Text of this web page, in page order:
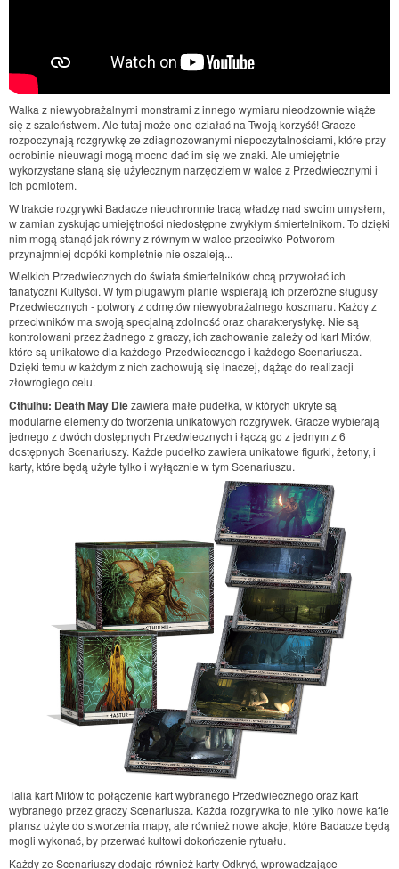
Walka z niewyobrażalnymi monstrami z innego wymiaru nieodzownie wiąże
się z szaleństwem. Ale tutaj może ono działać na Twoją korzyść! Gracze
rozpoczynają rozgrywkę ze zdiagnozowanymi niepoczytalnościami, które przy
odrobinie nieuwagi mogą mocno dać im się we znaki. Ale umiejętnie
wykorzystane staną się użytecznym narzędziem w walce z Przedwiecznymi i
ich pomiotem.
W trakcie rozgrywki Badacze nieuchronnie tracą władzę nad swoim umysłem,
w zamian zyskując umiejętności niedostępne zwykłym śmiertelnikom. To dzięki
nim mogą stanąć jak równy z równym w walce przeciwko Potworom -
przynajmniej dopóki kompletnie nie oszaleją...
Wielkich Przedwiecznych do świata śmiertelników chcą przywołać ich
fanatyczni Kultyści. W tym plugawym planie wspierają ich przeróżne sługusy
Przedwiecznych - potwory z odmętów niewyobrażalnego koszmaru. Każdy z
przeciwników ma swoją specjalną zdolność oraz charakterystykę. Nie są
kontrolowani przez żadnego z graczy, ich zachowanie zależy od kart Mitów,
które są unikatowe dla każdego Przedwiecznego i każdego Scenariusza.
Dzięki temu w każdym z nich zachowują się inaczej, dążąc do realizacji
złowrogiego celu.
Cthulhu: Death May Diezawiera małe pudełka, w których ukryte są
modularne elementy do tworzenia unikatowych rozgrywek. Gracze wybierają
jednego z dwóch dostępnych Przedwiecznych i łączą go z jednym z 6
dostępnych Scenariuszy. Każde pudełko zawiera unikatowe figurki, żetony, i
karty, które będą użyte tylko i wyłącznie w tym Scenariuszu.
Talia kart Mitów to połączenie kart wybranego Przedwiecznego oraz kart
wybranego przez graczy Scenariusza. Każda rozgrywka to nie tylko nowe kafle
plansz użyte do stworzenia mapy, ale również nowe akcje, które Badacze będą
mogli wykonać, by przerwać kultowi dokończenie rytuału.
Każdy ze Scenariuszy dodaje również karty Odkryć, wprowadzające